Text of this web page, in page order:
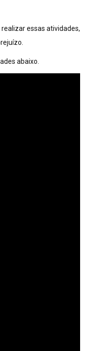
essas atividades,
abaixo.